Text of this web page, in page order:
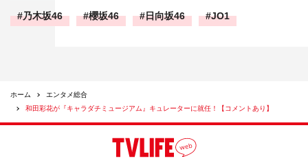
乃木坂46 櫻坂46 日向坂46 JO1
ホーム
エンタメ総合
和田彩花が『キャラダチミュージアム』キュレーターに就任！【コメントあり】